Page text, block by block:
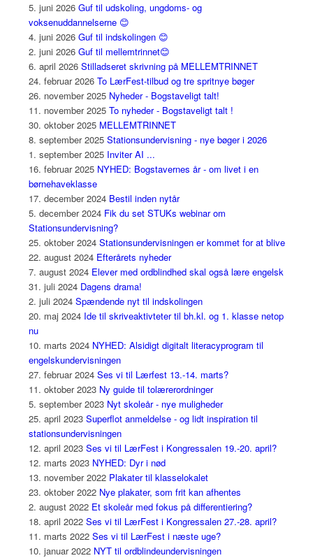
5. juni 2026 Guf til udskoling, ungdoms- og
voksenuddannelserne 😊
4. juni 2026 Guf til indskolingen 😊
2. juni 2026 Guf til mellemtrinnet😊
6. april 2026 Stilladseret skrivning på MELLEMTRINNET
24. februar 2026 To LærFest-tilbud og tre spritnye bøger
26. november 2025 Nyheder - Bogstaveligt talt!
11. november 2025 To nyheder - Bogstaveligt talt !
30. oktober 2025 MELLEMTRINNET
8. september 2025 Stationsundervisning - nye bøger i 2026
1. september 2025 Inviter AI ...
16. februar 2025 NYHED: Bogstavernes år - om livet i en
børnehaveklasse
17. december 2024 Bestil inden nytår
5. december 2024 Fik du set STUKs webinar om
Stationsundervisning?
25. oktober 2024 Stationsundervisningen er kommet for at blive
22. august 2024 Efterårets nyheder
7. august 2024 Elever med ordblindhed skal også lære engelsk
31. juli 2024 Dagens drama!
2. juli 2024 Spændende nyt til indskolingen
20. maj 2024 Ide til skriveaktivteter til bh.kl. og 1. klasse netop
nu
10. marts 2024 NYHED: Alsidigt digitalt literacyprogram til
engelskundervisningen
27. februar 2024 Ses vi til Lærfest 13.-14. marts?
11. oktober 2023 Ny guide til tolærerordninger
5. september 2023 Nyt skoleår - nye muligheder
25. april 2023 Superflot anmeldelse - og lidt inspiration til
stationsundervisningen
12. april 2023 Ses vi til LærFest i Kongressalen 19.-20. april?
12. marts 2023 NYHED: Dyr i nød
13. november 2022 Plakater til klasselokalet
23. oktober 2022 Nye plakater, som frit kan afhentes
2. august 2022 Et skoleår med fokus på differentiering?
18. april 2022 Ses vi til LærFest i Kongressalen 27.-28. april?
11. marts 2022 Ses vi til LærFest i næste uge?
10. januar 2022 NYT til ordblindeundervisningen